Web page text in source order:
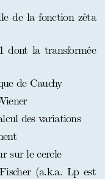
de la fonction zêta
dont la transformée
de Cauchy
des variations
sur le cercle
(a.k.a. Lp est